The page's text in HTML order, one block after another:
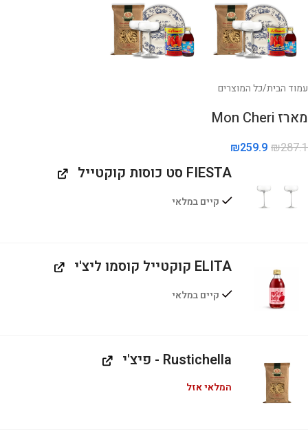
עמוד הבית/כל המוצרים
מארז Mon Cheri
₪287.1
₪259.9
FIESTA סט כוסות קוקטייל
קיים במלאי
ELITA קוקטייל קוסמו ליצ'י
קיים במלאי
Rustichella - פיצ'י
המלאי אזל